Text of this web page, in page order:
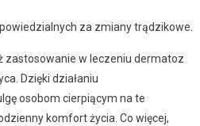
za zmiany trądzikowe.
zastosowanie w leczeniu dermatoz
Dzięki działaniu
osobom cierpiącym na te
komfort życia. Co więcej,